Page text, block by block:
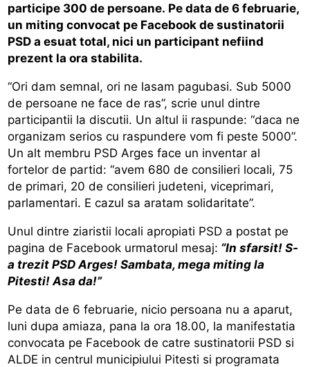
participe 300 de persoane. Pe data de 6 februarie,
un miting convocat pe Facebook de sustinatorii
PSD a esuat total, nici un participant nefiind
prezent la ora stabilita.
“Ori dam semnal, ori ne lasam pagubasi. Sub 5000
de persoane ne face de ras”, scrie unul dintre
participantii la discutii. Un altul ii raspunde: “daca ne
organizam serios cu raspundere vom fi peste 5000”.
Un alt membru PSD Arges face un inventar al
fortelor de partid: “avem 680 de consilieri locali, 75
de primari, 20 de consilieri judeteni, viceprimari,
parlamentari. E cazul sa aratam solidaritate”.
Unul dintre ziaristii locali apropiati PSD a postat pe
pagina de Facebook urmatorul mesaj: “In sfarsit! S-
a trezit PSD Arges! Sambata, mega miting la
Pitesti! Asa da!”
Pe data de 6 februarie, nicio persoana nu a aparut,
luni dupa amiaza, pana la ora 18.00, la manifestatia
convocata pe Facebook de catre sustinatorii PSD si
ALDE in centrul municipiului Pitesti si programata